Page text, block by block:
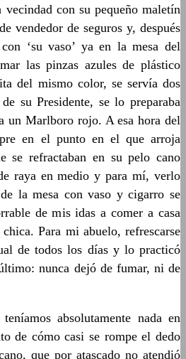
vecindad con su pequeño maletín
vendedor de seguros y, después
‘su vaso’ ya en la mesa del
las pinzas azules de plástico
del mismo color, se servía dos
su Presidente, se lo preparaba
un Marlboro rojo. A esa hora del
en el punto en el que arroja
se refractaban en su pelo cano
raya en medio y para mí, verlo
la mesa con vaso y cigarro se
de mis idas a comer a casa
Para mi abuelo, refrescarse
de todos los días y lo practicó
nunca dejó de fumar, ni de
absolutamente nada en
de cómo casi se rompe el dedo
que por atascado no atendió